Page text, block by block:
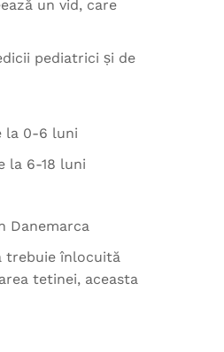
un vid, care
pediatrici și de
la 0-6 luni
la 6-18 luni
Danemarca
trebuie înlocuită
tetinei, aceasta